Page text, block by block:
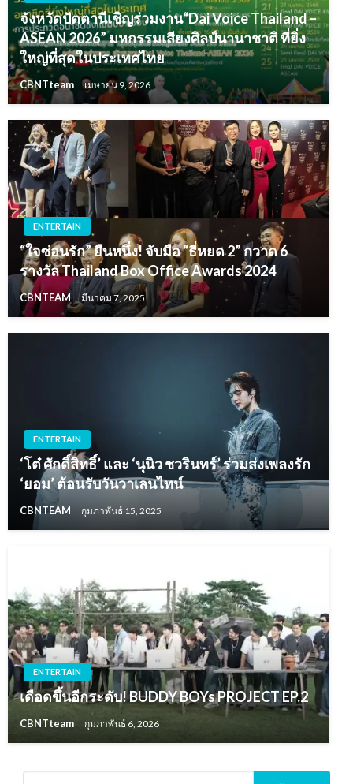
จังหวัดปัตตานีเชิญร่วมงาน“Dai Voice Thailand –
ASEAN 2026” มหกรรมเสียงศิลป์นานาชาติ ที่ยิ่ง
ใหญ่ที่สุดในประเทศไทย
CBNTteam เมษายน 9, 2026
ENTERTAIN
“ใจซ่อนรัก” ยืนหนึ่ง! จับมือ “ธี่หยด 2” กวาด 6
รางวัล Thailand Box Office Awards 2024
CBNTEAM มีนาคม 7, 2025
ENTERTAIN
‘โต๋ ศักดิ์สิทธิ์’ และ ‘นุนิว ชวรินทร์’ ร่วมส่งเพลงรัก
‘ยอม’ ต้อนรับวันวาเลนไทน์
CBNTEAM กุมภาพันธ์ 15, 2025
ENTERTAIN
เดือดขึ้นอีกระดับ! BUDDY BOYs PROJECT EP.2
CBNTteam กุมภาพันธ์ 6, 2026